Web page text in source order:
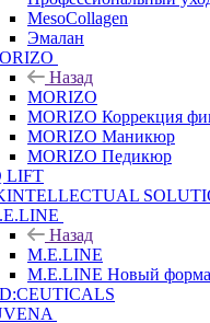
MesoCollagen
Эмалан
Назад
MORIZO
MORIZO Коррекция
MORIZO Маникюр
MORIZO Педикюр
LIFT
Назад
M.E.LINE
M.E.LINE Новый